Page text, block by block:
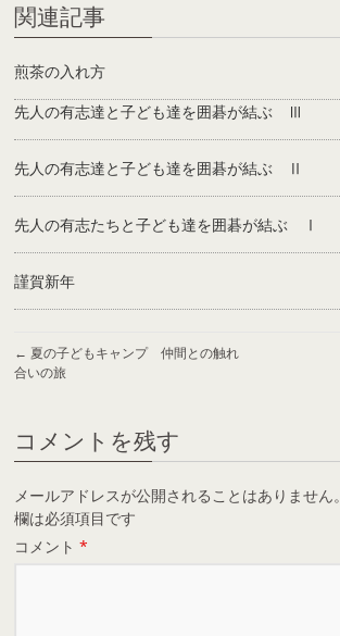
関連記事
煎茶の入れ方
先人の有志達と子ども達を囲碁が結ぶ Ⅲ
先人の有志達と子ども達を囲碁が結ぶ Ⅱ
先人の有志たちと子ども達を囲碁が結ぶ Ⅰ
謹賀新年
← 夏の子どもキャンプ 仲間との触れ
合いの旅
コメントを残す
メールアドレスが公開されることはありません。
欄は必須項目です
コメント*